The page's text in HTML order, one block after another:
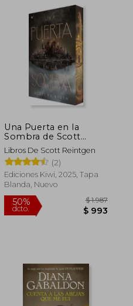
$ 1.784
$ 892
Una Puerta en la
Sombra de Scott
Reintgen(Ediciones
Kiwi S. L. )
Libros De Scott Reintgen
(2)
Ediciones Kiwi, 2025, Tapa
Blanda, Nuevo
50%
dcto.